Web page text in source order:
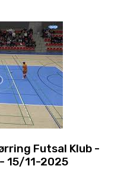
Futsal Klub -
15/11-2025